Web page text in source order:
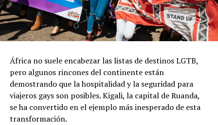
África no suele encabezar las listas de destinos LGTB,
pero algunos rincones del continente están
demostrando que la hospitalidad y la seguridad para
viajeros gays son posibles. Kigali, la capital de Ruanda,
se ha convertido en el ejemplo más inesperado de esta
transformación.